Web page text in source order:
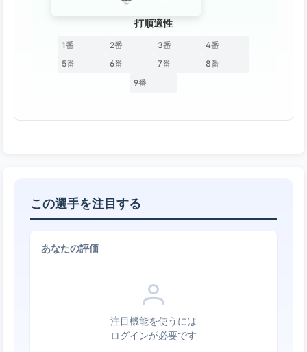
打順適性
1番 2番 3番
4番
5番
6番 7番
8番
9番
この選手を注目する
あなたの評価
注目機能を使うには
ログインが必要です